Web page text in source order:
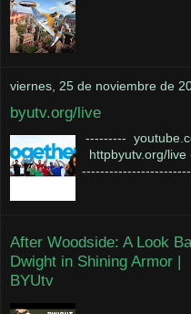
viernes, 25 de noviembre de
byutv.org/live
---------
httpbyutv.org/
-------------------------
After Woodside: A Look
Dwight in Shining Armor |
BYUtv